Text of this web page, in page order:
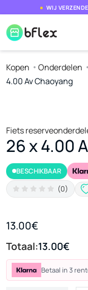
WIJ
Kopen Onderdelen
4.00 Av Chaoyang
Fiets
26 x 4.00
BESCHIKBAAR
(0)
13.00€
Totaal:13.00€
Betaal in 3